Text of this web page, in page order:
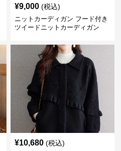
¥9,000 (税込)
ニットカーディガン フード付き
ツイードニットカーディガン
¥10,680 (税込)